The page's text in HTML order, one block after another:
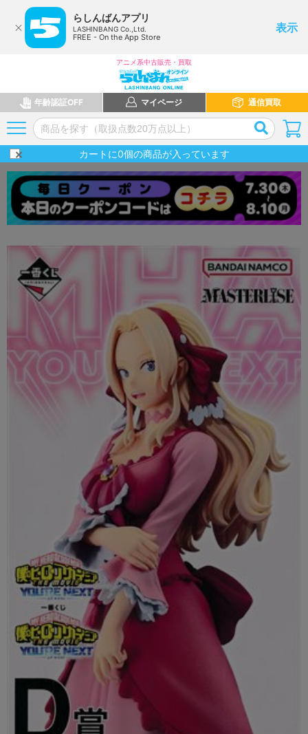
らしんばんアプリ
LASHINBANG Co.,Ltd.
FREE - On the App Store
表示
アニメ系中古販売・買取
年齢認証OFF マイページ 通信買取
カートに0個の商品が入っています